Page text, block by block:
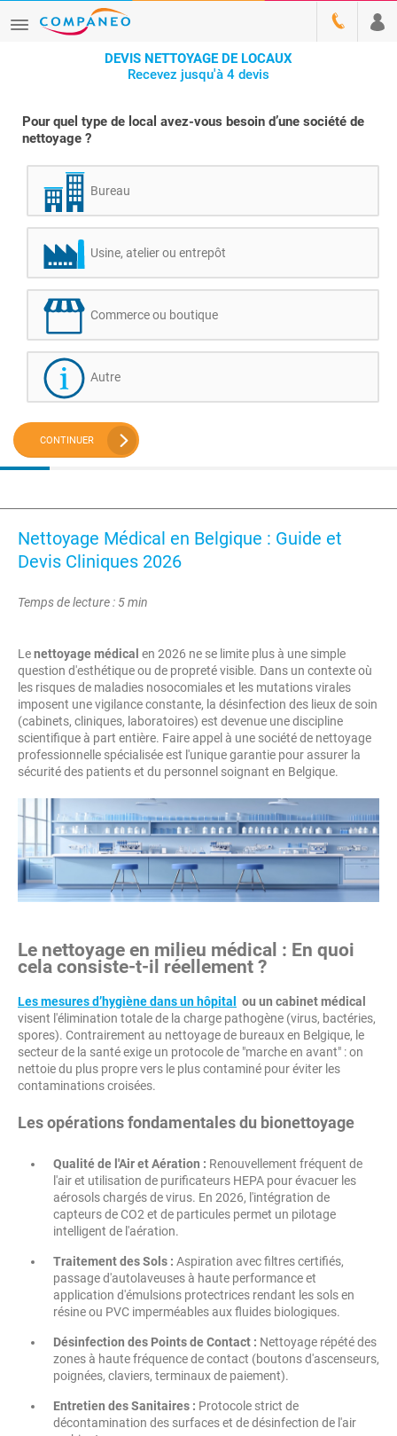
DEVIS NETTOYAGE DE LOCAUX
Recevez jusqu'à 4 devis
Pour quel type de local avez-vous besoin d’une société de
nettoyage ?
Bureau
Usine, atelier ou entrepôt
Commerce ou boutique
Autre
CONTINUER
Nettoyage Médical en Belgique : Guide et
Devis Cliniques 2026
Temps de lecture : 5 min
Lenettoyage médical en 2026 ne se limite plus à une simple
question d'esthétique ou de propreté visible. Dans un contexte où
les risques de maladies nosocomiales et les mutations virales
imposent une vigilance constante, la désinfection des lieux de soin
(cabinets, cliniques, laboratoires) est devenue une discipline
scientifique à part entière. Faire appel à une société de nettoyage
professionnelle spécialisée est l'unique garantie pour assurer la
sécurité des patients et du personnel soignant en Belgique.
Le nettoyage en milieu médical : En quoi
cela consiste-t-il réellement ?
Lesmesures d’hygiène dans un hôpital
ou un cabinet médical
visent l'élimination totale de la charge pathogène (virus, bactéries,
spores). Contrairement au nettoyage de bureaux en Belgique, le
secteur de la santé exige un protocole de "marche en avant" : on
nettoie du plus propre vers le plus contaminé pour éviter les
contaminations croisées.
Les opérations fondamentales du bionettoyage
Qualité de l'Air et Aération : Renouvellement fréquent de
l'air et utilisation de purificateurs HEPA pour évacuer les
aérosols chargés de virus. En 2026, l'intégration de
capteurs de CO2 et de particules permet un pilotage
intelligent de l'aération.
Traitement des Sols : Aspiration avec filtres certifiés,
passage d'autolaveuses à haute performance et
application d'émulsions protectrices rendant les sols en
résine ou PVC imperméables aux fluides biologiques.
Désinfection des Points de Contact : Nettoyage répété des
zones à haute fréquence de contact (boutons d'ascenseurs,
poignées, claviers, terminaux de paiement).
Entretien des Sanitaires : Protocole strict de
décontamination des surfaces et de désinfection de l'air